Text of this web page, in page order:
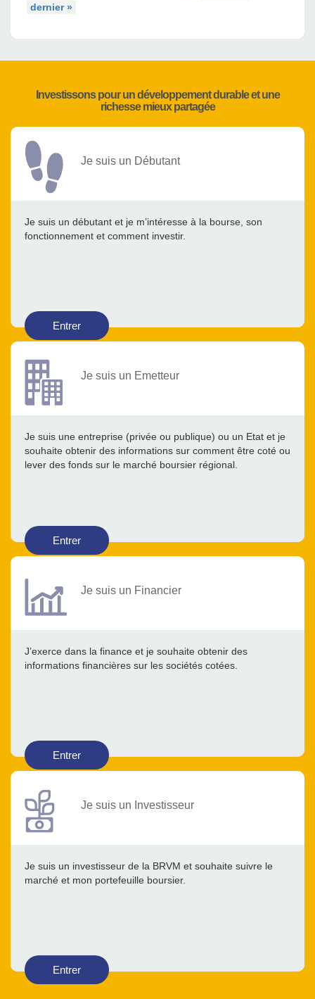
dernier »
Investissons pour un développement durable et une
richesse mieux partagée
Je suis un Débutant
Je suis un débutant et je m’intéresse à la bourse, son
fonctionnement et comment investir.
Entrer
Je suis un Emetteur
Je suis une entreprise (privée ou publique) ou un Etat et je
souhaite obtenir des informations sur comment être coté ou
lever des fonds sur le marché boursier régional.
Entrer
Je suis un Financier
J’exerce dans la finance et je souhaite obtenir des
informations financières sur les sociétés cotées.
Entrer
Je suis un Investisseur
Je suis un investisseur de la BRVM et souhaite suivre le
marché et mon portefeuille boursier.
Entrer